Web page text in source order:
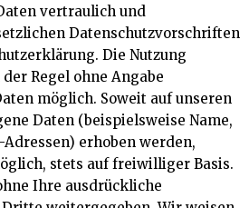
vertraulich und
Datenschutzvorschriften
Die Nutzung
Regel ohne Angabe
möglich. Soweit auf unseren
Daten (beispielsweise Name,
erhoben werden,
stets auf freiwilliger Basis.
Ihre ausdrückliche